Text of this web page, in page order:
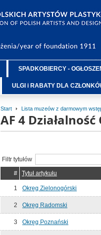
SPADKOBIERCY -
ULGI i RABATY DLA
Start Lista muzeów z darmowym
AF 4
Filtr tytułów
#
Tytuł artykułu
1 Okręg Zielonogórski
2 Okręg Radomski
3 Okręg Poznański